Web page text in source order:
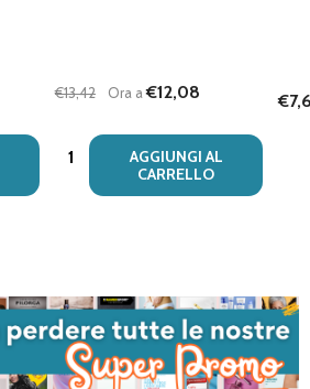
€13,42 Ora a€12,08
Quantità:
AGGIUNGI AL
CARRELLO